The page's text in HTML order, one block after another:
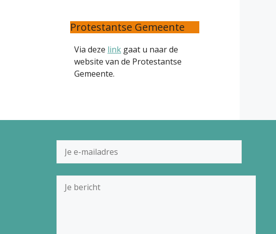
Protestantse Gemeente
Via deze link gaat u naar de
website van de Protestantse
Gemeente.